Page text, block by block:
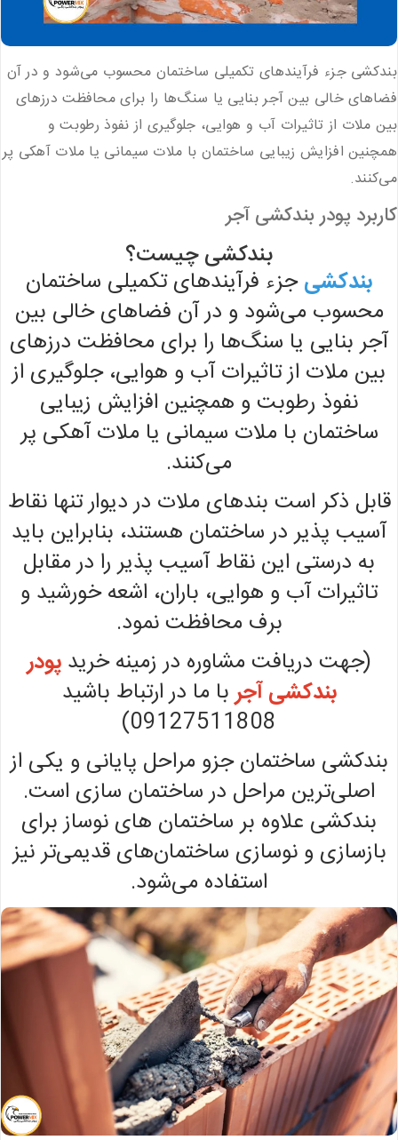
بندکشی جزء فرآیندهای تکمیلی ساختمان محسوب می‌شود و در آن
فضاهای خالی بین آجر بنایی یا سنگ‌ها را برای محافظت درزهای
بین ملات از تاثیرات آب ‌و هوایی، جلوگیری از نفوذ رطوبت و
همچنین افزایش زیبایی ساختمان با ملات سیمانی یا ملات آهکی پر
می‌کنند.
کاربرد پودر بندکشی آجر
بندکشی چیست؟
بندکشیجزء فرآیندهای تکمیلی ساختمان
محسوب می‌شود و در آن فضاهای خالی بین
آجر بنایی یا سنگ‌ها را برای محافظت درزهای
بین ملات از تاثیرات آب ‌و هوایی، جلوگیری از
نفوذ رطوبت و همچنین افزایش زیبایی
ساختمان با ملات سیمانی یا ملات آهکی پر
می‌کنند.
قابل ذکر است بندهای ملات در دیوار تنها نقاط
آسیب پذیر در ساختمان هستند، بنابراین باید
به درستی این نقاط آسیب پذیر را در مقابل
تاثیرات آب و هوایی، باران، اشعه خورشید و
برف محافظت نمود.
(جهت دریافت مشاوره در زمینه خرید پودر
بندکشی آجربا ما در ارتباط باشید
09127511808)
بندکشی ساختمان جزو مراحل پایانی و یکی از
اصلی‌ترین مراحل در ساختمان سازی است.
بندکشی علاوه بر ساختمان های نوساز برای
بازسازی و نوسازی ساختمان‌های قدیمی‌تر نیز
استفاده می‌شود.